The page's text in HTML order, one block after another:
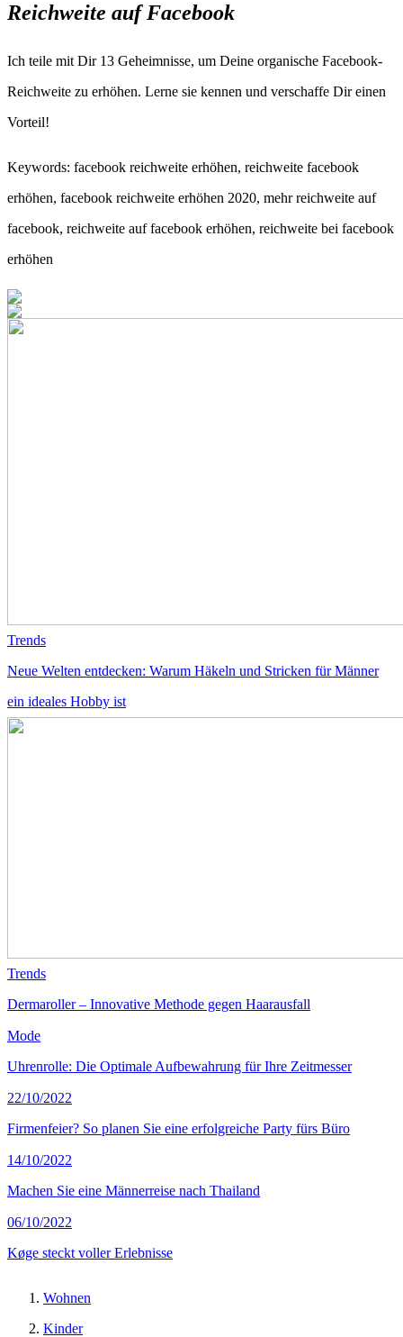
Reichweite auf Facebook
Ich teile mit Dir 13 Geheimnisse, um Deine organische Facebook-
Reichweite zu erhöhen. Lerne sie kennen und verschaffe Dir einen
Vorteil!
Keywords: facebook reichweite erhöhen, reichweite facebook
erhöhen, facebook reichweite erhöhen 2020, mehr reichweite auf
facebook, reichweite auf facebook erhöhen, reichweite bei facebook
erhöhen
Trends
Neue Welten entdecken: Warum Häkeln und Stricken für Männer
ein ideales Hobby ist
Trends
Dermaroller – Innovative Methode gegen Haarausfall
Mode
Uhrenrolle: Die Optimale Aufbewahrung für Ihre Zeitmesser
22/10/2022
Firmenfeier? So planen Sie eine erfolgreiche Party fürs Büro
14/10/2022
Machen Sie eine Männerreise nach Thailand
06/10/2022
Køge steckt voller Erlebnisse
Wohnen
Kinder